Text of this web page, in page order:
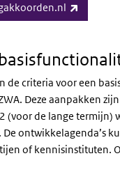
criteria voor een
Deze aanpakken
de lange termijn)
ontwikkelagenda’s
of kennisinstituten.